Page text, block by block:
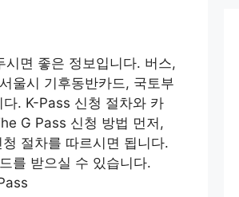
시면 좋은 정보입니다. 버스,
울시 기후동반카드, 국토부
. K-Pass 신청 절차와 카
G Pass 신청 방법 먼저,
절차를 따르시면 됩니다.
를 받으실 수 있습니다.